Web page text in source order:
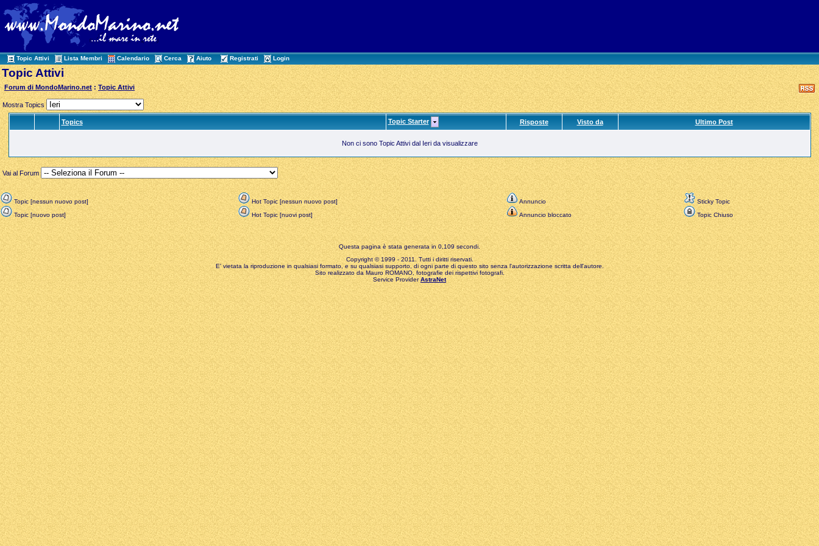
Topic Attivi Lista Membri Calendario Cerca Aiuto Registrati Login
Topic Attivi
Forum di MondoMarino.net :Topic Attivi
Mostra Topics
Topics Topic Starter Risposte Visto da Ultimo Post
Non ci sono Topic Attivi dal Ieri da visualizzare
Vai al Forum
Topic [nessun nuovo post] Hot Topic [nessun nuovo post] Annuncio
Sticky Topic
Topic [nuovo post]
Hot Topic [nuovi post] Annuncio bloccato Topic Chiuso
Questa pagina è stata generata in 0,109 secondi.
Copyright © 1999 - 2011. Tutti i diritti riservati.
E' vietata la riproduzione in qualsiasi formato, e su qualsiasi supporto, di ogni parte di questo sito senza l'autorizzazione scritta dell'autore.
Sito realizzato da Mauro ROMANO, fotografie dei rispettivi fotografi.
Service ProviderAstraNet